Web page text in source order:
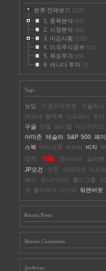
분류 전체보기 (312)
1. 종목분석 (67)
2. 시장분석 (66)
3. 마감시황 (133)
4. 미국주식공부 (13)
5. 목표주가 (29)
6. 캐나다 투자 (3)
Tags
보잉 미중무역분쟁
넷플릭스
버크셔
블랙록 쇼피파이
엣시
구글
인텔 페이팔
마스터카드
아마존
테슬라 S&P 500 페이
스북 마이크론 애브비 비자 부
양책
애플 엔비디아
알파벳
JP모건
연준
아메리칸 익스프
레스
유나이티드 헬스그룹
리
츠 헬스케어 나스닥 워렌버핏
Recent Posts
Recent Comments
Archives